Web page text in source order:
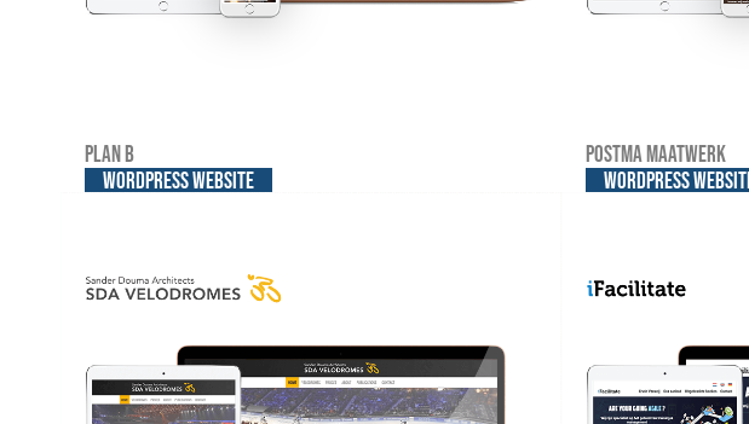
Plan B
WordPress website
Postma Maatwerk
WordPress